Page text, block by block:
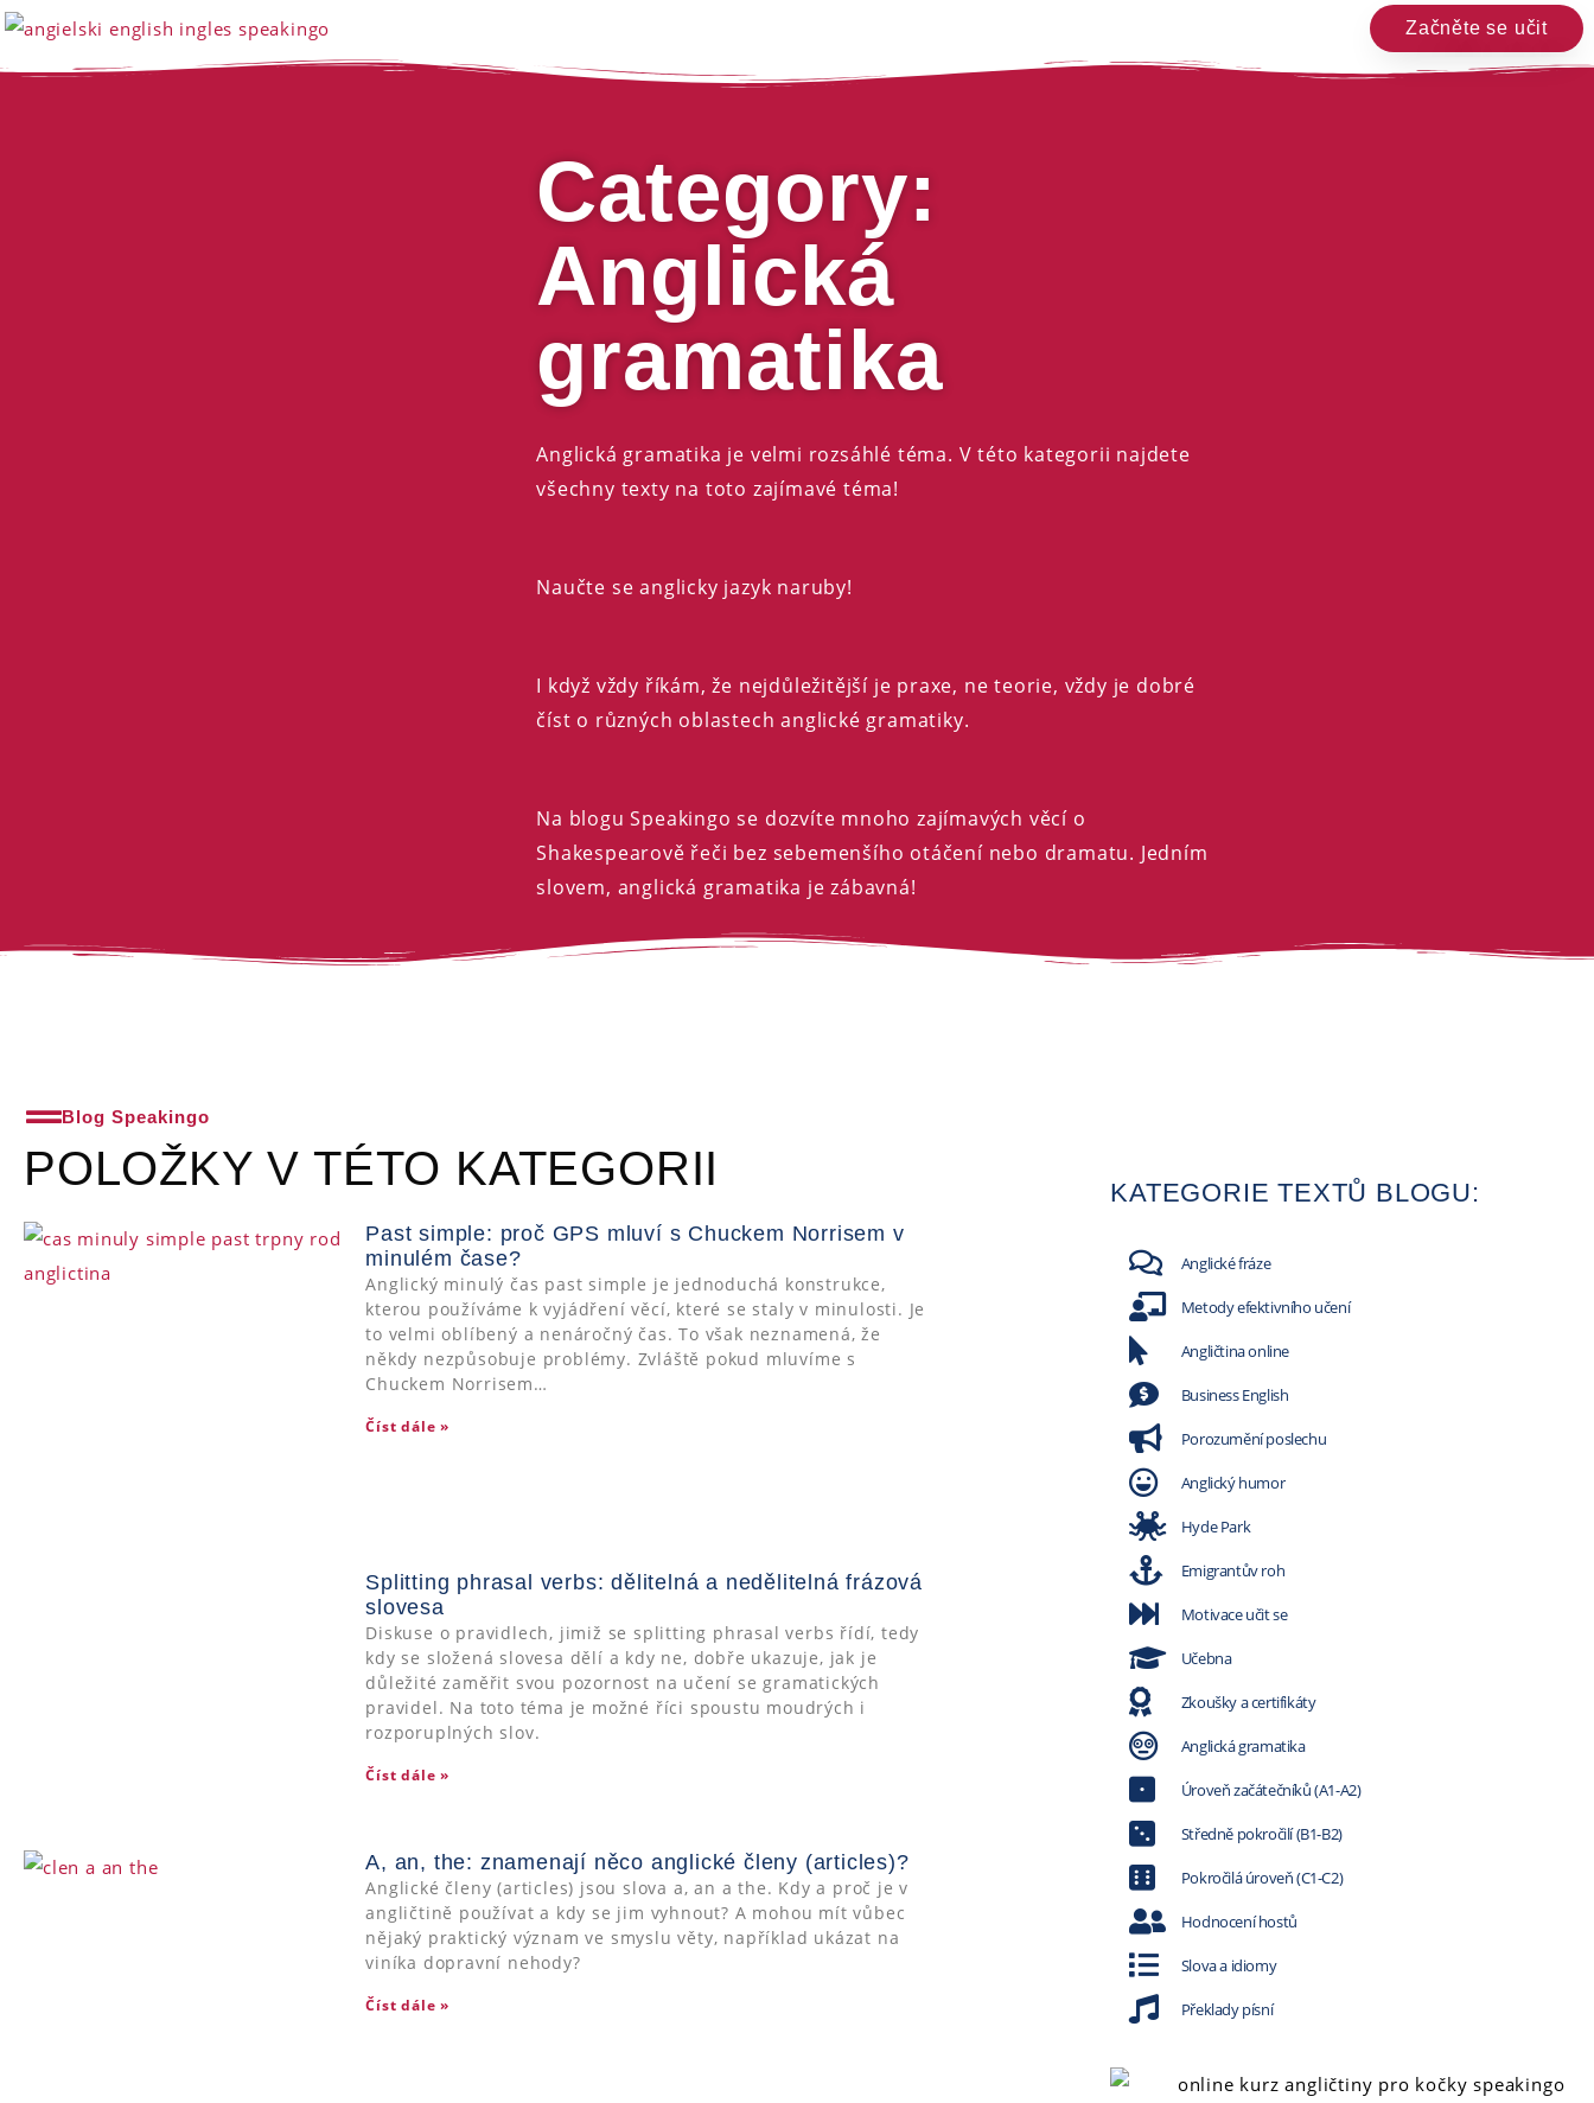
Začněte se učit
Category:
Anglická
gramatika
Anglická gramatika je velmi rozsáhlé téma. V této kategorii najdete
všechny texty na toto zajímavé téma!
Naučte se anglicky jazyk naruby!
I když vždy říkám, že nejdůležitější je praxe, ne teorie, vždy je dobré
číst o různých oblastech anglické gramatiky.
Na blogu Speakingo se dozvíte mnoho zajímavých věcí o
Shakespearově řeči bez sebemenšího otáčení nebo dramatu. Jedním
slovem, anglická gramatika je zábavná!
Blog Speakingo
POLOŽKY V TÉTO KATEGORII
Past simple: proč GPS mluví s Chuckem Norrisem v
minulém čase?
Anglický minulý čas past simple je jednoduchá konstrukce,
kterou používáme k vyjádření věcí, které se staly v minulosti. Je
to velmi oblíbený a nenáročný čas. To však neznamená, že
někdy nezpůsobuje problémy. Zvláště pokud mluvíme s
Chuckem Norrisem…
Číst dále »
Splitting phrasal verbs: dělitelná a nedělitelná frázová
slovesa
Diskuse o pravidlech, jimiž se splitting phrasal verbs řídí, tedy
kdy se složená slovesa dělí a kdy ne, dobře ukazuje, jak je
důležité zaměřit svou pozornost na učení se gramatických
pravidel. Na toto téma je možné říci spoustu moudrých i
rozporuplných slov.
Číst dále »
A, an, the: znamenají něco anglické členy (articles)?
Anglické členy (articles) jsou slova a, an a the. Kdy a proč je v
angličtině používat a kdy se jim vyhnout? A mohou mít vůbec
nějaký praktický význam ve smyslu věty, například ukázat na
viníka dopravní nehody?
Číst dále »
KATEGORIE TEXTŮ BLOGU:
Anglické fráze
Metody efektivního učení
Angličtina online
Business English
Porozumění poslechu
Anglický humor
Hyde Park
Emigrantův roh
Motivace učit se
Učebna
Zkoušky a certifikáty
Anglická gramatika
Úroveň začátečníků (A1-A2)
Středně pokročilí (B1-B2)
Pokročilá úroveň (C1-C2)
Hodnocení hostů
Slova a idiomy
Překlady písní